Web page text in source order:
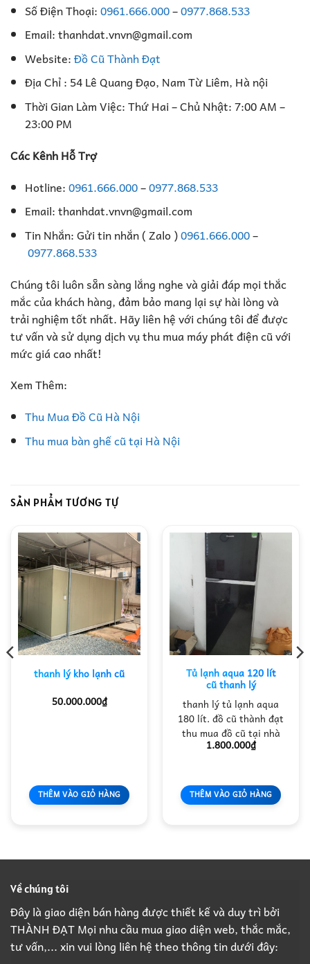
Số Điện Thoại:0961.666.000–0977.868.533
Email: thanhdat.vnvn@gmail.com
Website:Đồ Cũ Thành Đạt
Địa Chỉ : 54 Lê Quang Đạo, Nam Từ Liêm, Hà nội
Thời Gian Làm Việc: Thứ Hai – Chủ Nhật: 7:00 AM –
23:00 PM
Các Kênh Hỗ Trợ
Hotline:0961.666.000–0977.868.533
Email: thanhdat.vnvn@gmail.com
Tin Nhắn: Gửi tin nhắn ( Zalo )0961.666.000–
0977.868.533
Chúng tôi luôn sẵn sàng lắng nghe và giải đáp mọi thắc
mắc của khách hàng, đảm bảo mang lại sự hài lòng và
trải nghiệm tốt nhất. Hãy liên hệ với chúng tôi để được
tư vấn và sử dụng dịch vụ thu mua máy phát điện cũ với
mức giá cao nhất!
Xem Thêm:
Thu Mua Đồ Cũ Hà Nội
Thu mua bàn ghế cũ tại Hà Nội
SẢN PHẨM TƯƠNG TỰ
thanh lý kho lạnh cũ
50.000.000₫
THÊM VÀO GIỎ HÀNG
Tủ lạnh aqua 120 lít
cũ thanh lý
thanh lý tủ lạnh aqua
180 lít. đồ cũ thành đạt
thu mua đồ cũ tại nhà
1.800.000₫
THÊM VÀO GIỎ HÀNG
Về chúng tôi
Đây là giao diện bán hàng được thiết kế và duy trì bởi
THÀNH ĐẠT Mọi nhu cầu mua giao diện web, thắc mắc,
tư vấn,... xin vui lòng liên hệ theo thông tin dưới đây: